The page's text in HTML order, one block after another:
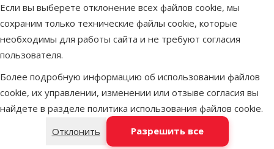
Если вы выберете отклонение всех файлов cookie, мы
сохраним только технические файлы cookie, которые
необходимы для работы сайта и не требуют согласия
пользователя.
Более подробную информацию об использовании файлов
cookie, их управлении, изменении или отзыве согласия вы
найдете в разделе политика использования файлов cookie.
Отклонить
Разрешить все
собак – Drontal
Puppy суспензия,
50 мл
Оценка 0%
Цена
48,99 €